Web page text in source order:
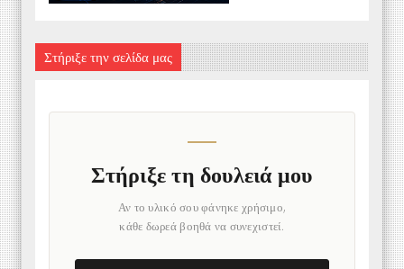
Στήριξε την σελίδα μας
Στήριξε τη δουλειά μου
Αν το υλικό σου φάνηκε χρήσιμο,
κάθε δωρεά βοηθά να συνεχιστεί.